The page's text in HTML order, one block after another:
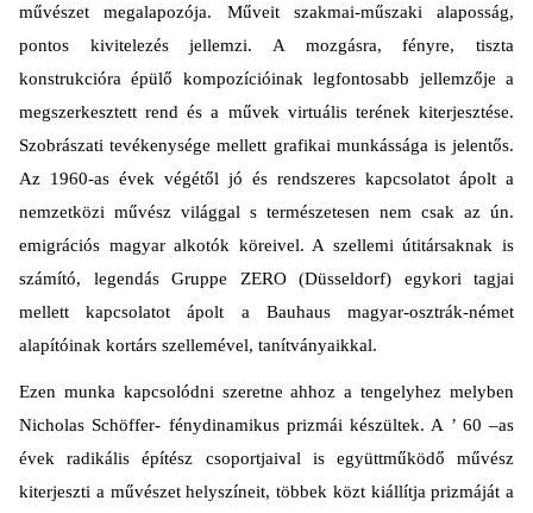
művészet megalapozója. Műveit szakmai-műszaki alaposság,
pontos kivitelezés jellemzi. A mozgásra, fényre, tiszta
konstrukcióra épülő kompozícióinak legfontosabb jellemzője a
megszerkesztett rend és a művek virtuális terének kiterjesztése.
Szobrászati tevékenysége mellett grafikai munkássága is jelentős.
Az 1960-as évek végétől jó és rendszeres kapcsolatot ápolt a
nemzetközi művész világgal s természetesen nem csak az ún.
emigrációs magyar alkotók köreivel. A szellemi útitársaknak is
számító, legendás Gruppe ZERO (Düsseldorf) egykori tagjai
mellett kapcsolatot ápolt a Bauhaus magyar-osztrák-német
alapítóinak kortárs szellemével, tanítványaikkal.
Ezen munka kapcsolódni szeretne ahhoz a tengelyhez melyben
Nicholas Schöffer- fénydinamikus prizmái készültek. A ’ 60 –as
évek radikális építész csoportjaival is együttműködő művész
kiterjeszti a művészet helyszíneit, többek közt kiállítja prizmáját a